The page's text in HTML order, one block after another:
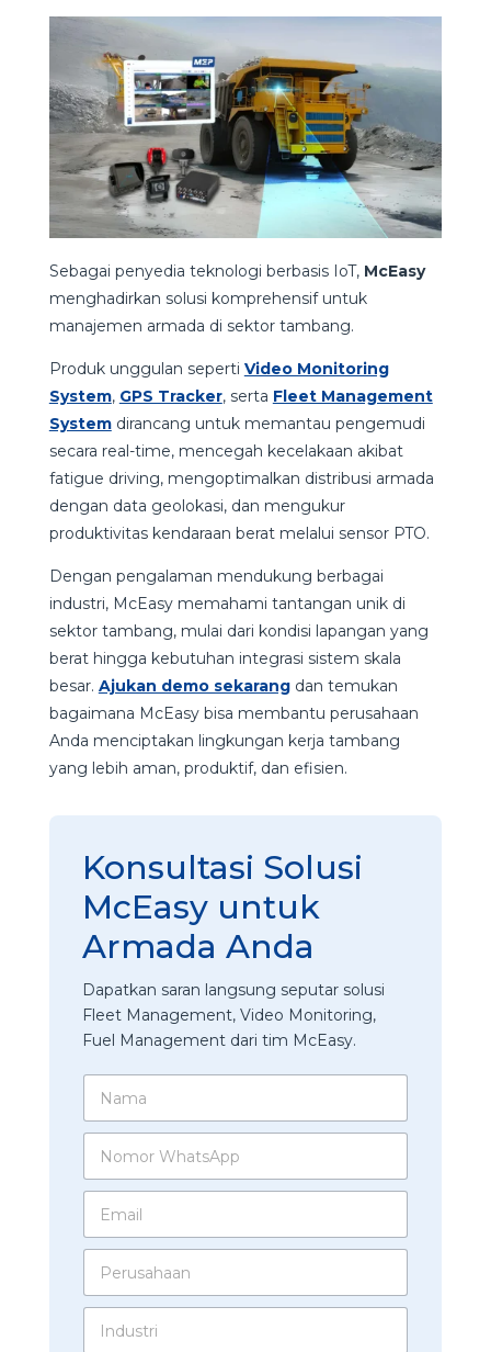
Sebagai penyedia teknologi berbasis IoT, McEasy
menghadirkan solusi komprehensif untuk
manajemen armada di sektor tambang.
Produk unggulan seperti Video Monitoring
System, GPS Tracker, serta Fleet Management
Systemdirancang untuk memantau pengemudi
secara real-time, mencegah kecelakaan akibat
fatigue driving, mengoptimalkan distribusi armada
dengan data geolokasi, dan mengukur
produktivitas kendaraan berat melalui sensor PTO.
Dengan pengalaman mendukung berbagai
industri, McEasy memahami tantangan unik di
sektor tambang, mulai dari kondisi lapangan yang
berat hingga kebutuhan integrasi sistem skala
besar. Ajukan demo sekarangdan temukan
bagaimana McEasy bisa membantu perusahaan
Anda menciptakan lingkungan kerja tambang
yang lebih aman, produktif, dan efisien.
Konsultasi Solusi
McEasy untuk
Armada Anda
Dapatkan saran langsung seputar solusi
Fleet Management, Video Monitoring,
Fuel Management dari tim McEasy.
N
m
*
m
a
l
a
N
m
W
t
E
a
*
P
r
I